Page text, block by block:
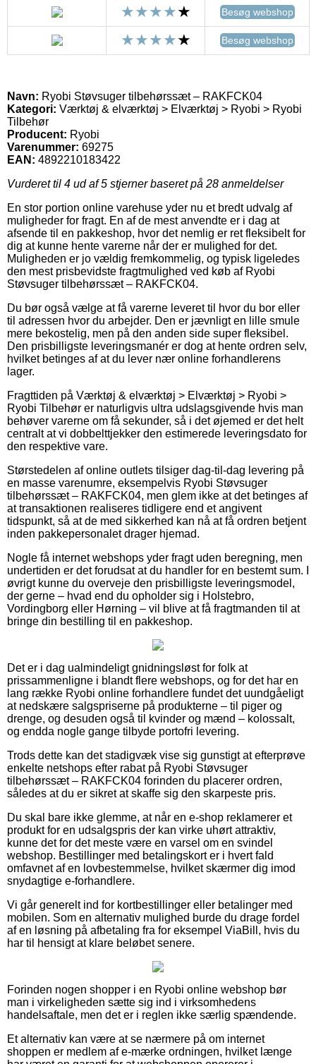
Besøg webshop
Besøg webshop
Navn: Ryobi Støvsuger tilbehørssæt – RAKFCK04
Kategori: Værktøj & elværktøj > Elværktøj > Ryobi > Ryobi
Tilbehør
Producent: Ryobi
Varenummer: 69275
EAN: 4892210183422
Vurderet til 4 ud af 5 stjerner baseret på 28 anmeldelser
En stor portion online varehuse yder nu et bredt udvalg af
muligheder for fragt. En af de mest anvendte er i dag at
afsende til en pakkeshop, hvor det nemlig er ret fleksibelt for
dig at kunne hente varerne når der er mulighed for det.
Muligheden er jo vældig fremkommelig, og typisk ligeledes
den mest prisbevidste fragtmulighed ved køb af Ryobi
Støvsuger tilbehørssæt – RAKFCK04.
Du bør også vælge at få varerne leveret til hvor du bor eller
til adressen hvor du arbejder. Den er jævnligt en lille smule
mere bekostelig, men på den anden side super fleksibel.
Den prisbilligste leveringsmanér er dog at hente ordren selv,
hvilket betinges af at du lever nær online forhandlerens
lager.
Fragttiden på Værktøj & elværktøj > Elværktøj > Ryobi >
Ryobi Tilbehør er naturligvis ultra udslagsgivende hvis man
behøver varerne om få sekunder, så i det øjemed er det helt
centralt at vi dobbelttjekker den estimerede leveringsdato for
den respektive vare.
Størstedelen af online outlets tilsiger dag-til-dag levering på
en masse varenumre, eksempelvis Ryobi Støvsuger
tilbehørssæt – RAKFCK04, men glem ikke at det betinges af
at transaktionen realiseres tidligere end et angivent
tidspunkt, så at de med sikkerhed kan nå at få ordren betjent
inden pakkepersonalet drager hjemad.
Nogle få internet webshops yder fragt uden beregning, men
undertiden er det forudsat at du handler for en bestemt sum. I
øvrigt kunne du overveje den prisbilligste leveringsmodel,
der gerne – hvad end du opholder sig i Holstebro,
Vordingborg eller Hørning – vil blive at få fragtmanden til at
bringe din bestilling til en pakkeshop.
Det er i dag ualmindeligt gnidningsløst for folk at
prissammenligne i blandt flere webshops, og for det har en
lang række Ryobi online forhandlere fundet det uundgåeligt
at nedskære salgspriserne på produkterne – til piger og
drenge, og desuden også til kvinder og mænd – kolossalt,
og endda nogle gange tilbyde portofri levering.
Trods dette kan det stadigvæk vise sig gunstigt at efterprøve
enkelte netshops efter rabat på Ryobi Støvsuger
tilbehørssæt – RAKFCK04 forinden du placerer ordren,
således at du er sikret at skaffe sig den skarpeste pris.
Du skal bare ikke glemme, at når en e-shop reklamerer et
produkt for en udsalgspris der kan virke uhørt attraktiv,
kunne det for det meste være en varsel om en svindel
webshop. Bestillinger med betalingskort er i hvert fald
omfavnet af en lovbestemmelse, hvilket skærmer dig imod
snydagtige e-forhandlere.
Vi går generelt ind for kortbestillinger eller betalinger med
mobilen. Som en alternativ mulighed burde du drage fordel
af en løsning på afbetaling fra for eksempel ViaBill, hvis du
har til hensigt at klare beløbet senere.
Forinden nogen shopper i en Ryobi online webshop bør
man i virkeligheden sætte sig ind i virksomhedens
handelsaftale, men det er i reglen ikke særlig spændende.
Et alternativ kan være at se nærmere på om internet
shoppen er medlem af e-mærke ordningen, hvilket længe